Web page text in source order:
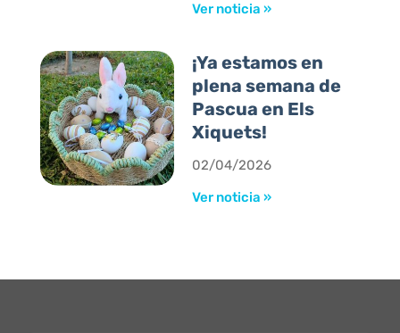
Ver noticia »
¡Ya estamos en
plena semana de
Pascua en Els
Xiquets!
02/04/2026
Ver noticia »